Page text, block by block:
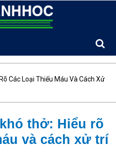
Các Loại Thiếu Máu Và Cách Xử
thở: Hiểu rõ
và cách xử trí